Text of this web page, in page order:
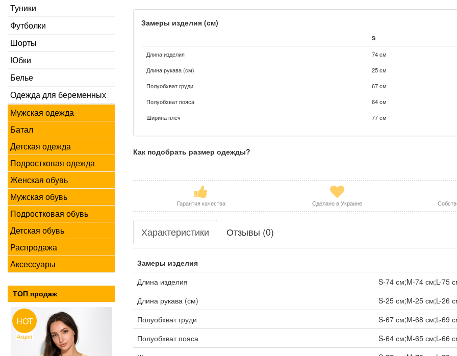
Туники
Футболки
Шорты
Юбки
Белье
Одежда для беременных
Мужская одежда
Батал
Детская одежда
Подростковая одежда
Женская обувь
Мужская обувь
Подростковая обувь
Детская обувь
Распродажа
Аксессуары
ТОП продаж
HOT
Акция
Замеры изделия (см)
S
Длина изделия
74 см
Длина рукава (см)
25 см
Полуобхват груди
67 см
Полуобхват пояса
64 см
Ширина плеч
77 см
Как подобрать размер одежды?
Гарантия качества Сделано в Украине
Характеристики Отзывы (0)
Замеры изделия
Длина изделия
S-74 см;M-74 см;L-75
Длина рукава (см)
S-25 см;M-25 см;L-26
Полуобхват груди
S-67 см;M-68 см;L-69
Полуобхват пояса
S-64 см;M-65 см;L-66